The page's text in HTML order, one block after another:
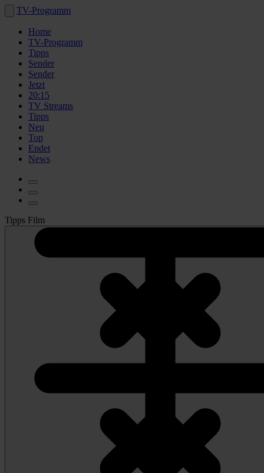
TV-Programm
Home
TV-Programm
Tipps
Sender
Sender
Jetzt
20:15
TV Streams
Tipps
Neu
Top
Endet
News
Tipps Film